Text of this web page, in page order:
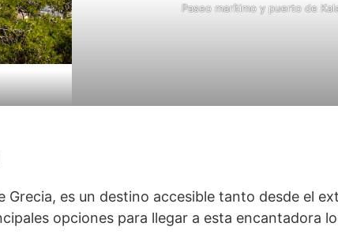
Paseo marítimo y puerto de
Grecia, es un destino accesible tanto desde el
opciones para llegar a esta encantadora